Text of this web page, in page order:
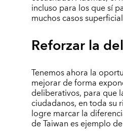
incluso para los que sí
muchos casos
Reforzar la
Tenemos ahora la
mejorar de forma
deliberativos, para que
ciudadanos, en toda su
logre marcar la
de Taiwan es ejemplo